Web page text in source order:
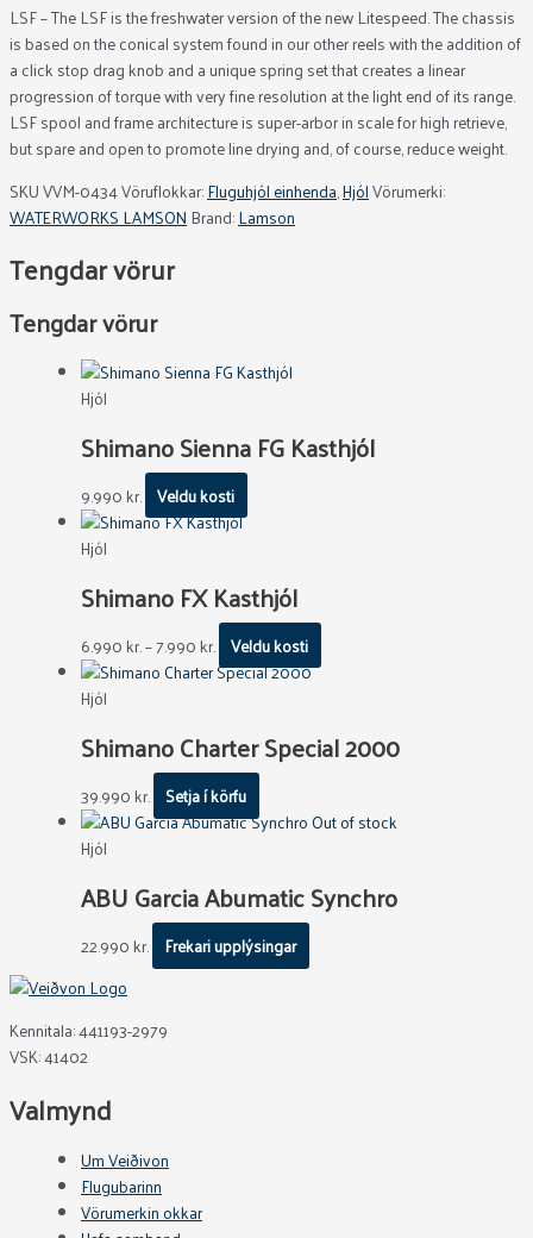
LSF – The LSF is the freshwater version of the new Litespeed. The chassis
is based on the conical system found in our other reels with the addition of
a click stop drag knob and a unique spring set that creates a linear
progression of torque with very fine resolution at the light end of its range.
LSF spool and frame architecture is super-arbor in scale for high retrieve,
but spare and open to promote line drying and, of course, reduce weight.
SKUVVM-0434Vöruflokkar:Fluguhjól einhenda,HjólVörumerki:
WATERWORKS LAMSON Brand:Lamson
Tengdar vörur
Tengdar vörur
Hjól
Shimano Sienna FG Kasthjól
9.990kr. Veldu kosti
Hjól
Shimano FX Kasthjól
6.990kr.–7.990kr. Veldu kosti
Hjól
Shimano Charter Special 2000
39.990kr. Setja í körfu
Out of stock
Hjól
ABU Garcia Abumatic Synchro
22.990kr. Frekari upplýsingar
Kennitala: 441193-2979
VSK: 41402
Valmynd
Um Veiðivon
Flugubarinn
Vörumerkin okkar